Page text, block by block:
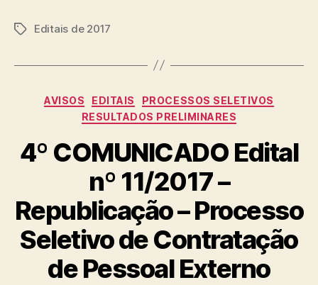
TagsEditais de 2017
Categorias
AVISOS EDITAIS
PROCESSOS SELETIVOS
RESULTADOS PRELIMINARES
4º COMUNICADO Edital
nº 11/2017 –
Republicação – Processo
Seletivo de Contratação
de Pessoal Externo